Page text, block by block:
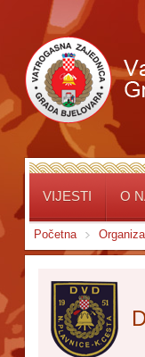
VIJESTI O
Početna